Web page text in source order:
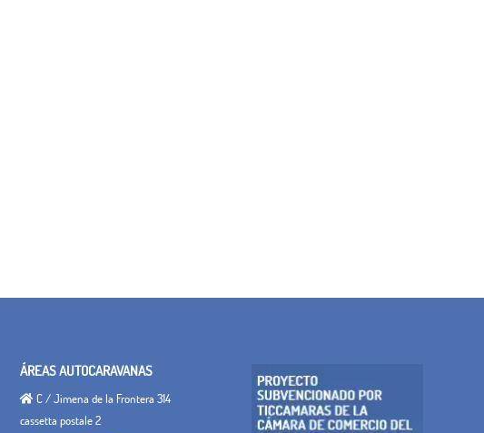
ÁREAS AUTOCARAVANAS
C / Jimena de la Frontera 314
cassetta postale 2